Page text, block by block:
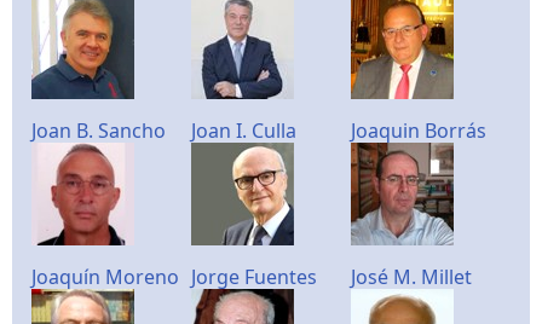
Joan B. Sancho Joan I. Culla Joaquin Borrás
Joaquín Moreno Jorge Fuentes José M. Millet